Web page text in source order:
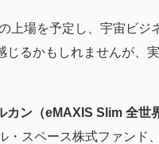
上場を予定し、宇宙ビジ
じるかもしれませんが、
カン（eMAXIS Slim 全世
・スペース株式ファンド